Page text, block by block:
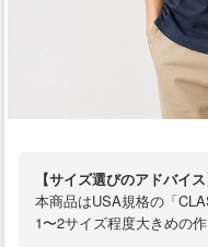
【サイズ選びのアドバイス
本商品はUSA規格の「
1〜2サイズ程度大きめの